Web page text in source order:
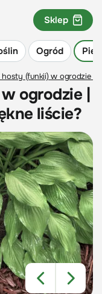
Ogród
Sklep
hosty (funkii) w ogrodzie |
ogrodzie |
liście?